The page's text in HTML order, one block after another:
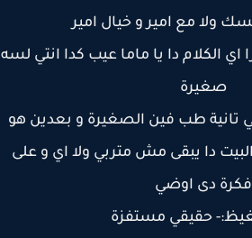
مع امير و خيال امير
دا يا ماما عيب كدا انتي لسه
صغيرة
طب فين الصغيرة و بعدين هو
دا يبقى مش متربي ولا اي و على
دى اوضي
حقيقي مستفزة